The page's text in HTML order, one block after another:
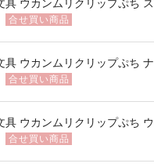
具 ウカンムリクリップぷち
合せ買い商品
具 ウカンムリクリップぷち
合せ買い商品
具 ウカンムリクリップぷち
合せ買い商品